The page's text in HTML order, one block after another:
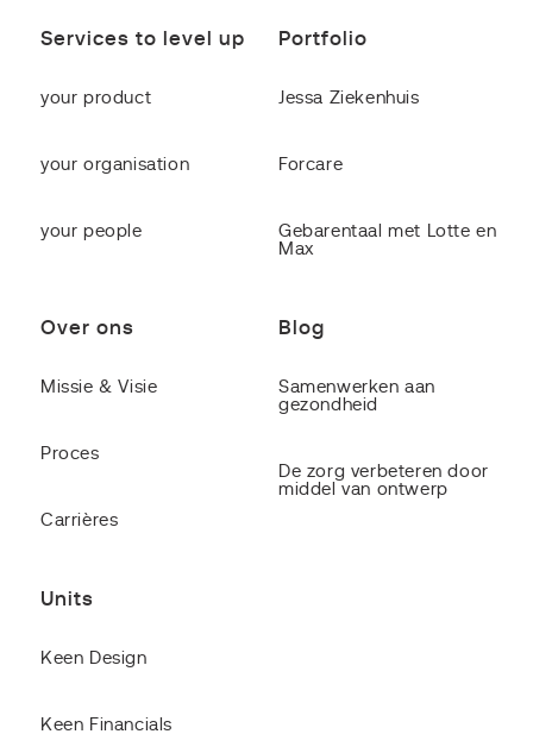
Services to level up
your product
your organisation
your people
Portfolio
Jessa Ziekenhuis
Forcare
Gebarentaal met Lotte en
Max
Over ons
Missie & Visie
Proces
Carrières
Blog
Samenwerken aan
gezondheid
De zorg verbeteren door
middel van ontwerp
Units
Keen Design
Keen Financials